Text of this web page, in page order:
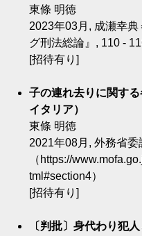
東條 明徳
2023年03月, 成瀬幸
グ刑法総論』, 110 -
[招待有り]
子の連れ去りに関す
イタリア）
東條 明徳
2021年08月, 外務省委
（https://
tml#section4）
[招待有り]
〔判批〕身代わり犯